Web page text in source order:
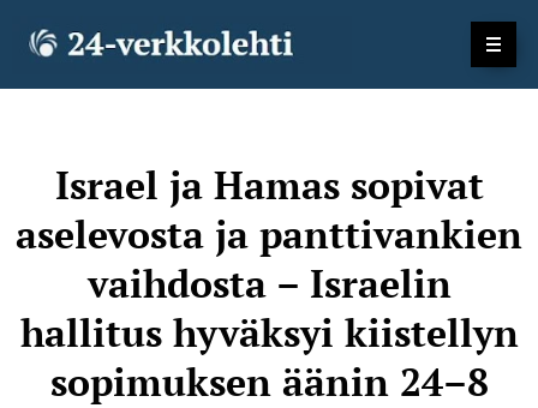
Israel ja Hamas sopivat
aselevosta ja panttivankien
vaihdosta – Israelin
hallitus hyväksyi kiistellyn
sopimuksen äänin 24–8